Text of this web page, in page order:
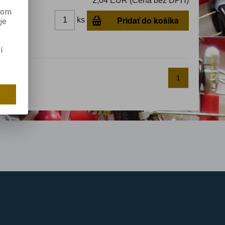
ks Pridať do košíka
1